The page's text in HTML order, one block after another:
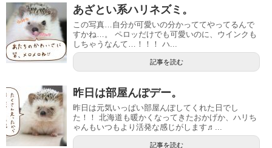
あざとい系ハリネズミ。
この写真…自分が可愛いの分かっててやってるんで
すかね…。 ペロッだけでも可愛いのに、ウインクも
しちゃうなんて…！！！ ハ...
記事を読む
昨日は部屋んぽデー。
昨日は元気いっぱい部屋んぽしてくれた日でし
た！！ 北海道も暖かくなってきたおかげか、ハリち
ゃんもいつもより活発な感じがします♬...
記事を読む